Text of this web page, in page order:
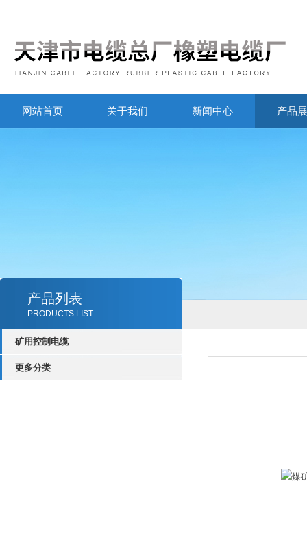
网站首页 关于我们 新闻中心 产品
产品列表
PRODUCTS LIST
矿用控制电缆
更多分类